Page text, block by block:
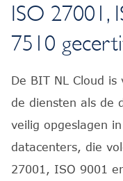
ISO 27001,
7510
De BIT NL Cloud is
de diensten als de
veilig opgeslagen
datacenters, die
27001, ISO 9001